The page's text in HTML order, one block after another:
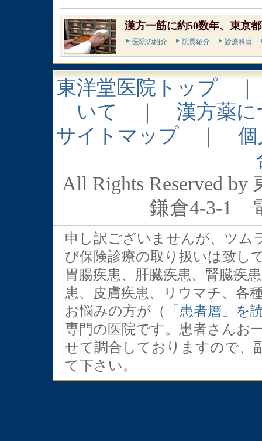
漢方一筋に約50数年、東京
医院の紹介 院長紹介 診療科目
東洋堂医院トップ
いて
漢方薬
サイトマップ
All Rights Reserved
鎌倉4-3-1
申し訳ございませんが、ツム
び保険診療の取り扱いは致し
胃腸疾患、肝臓疾患、腎臓疾
患、皮膚疾患、リウマチ、各
お悩みの方が（
「患者層」を
専門の医院です。患者さんお
せて調合しておりますので、
て下さい。